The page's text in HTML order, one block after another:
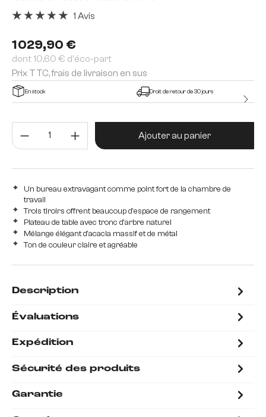
1 029,90 €
dont 10,60 € d'éco-part
Prix TTC, frais de livraison en sus
1 Avis
En stock Droit de retour de 30 jours
Quantité de produit : Entrez la
Ajouter au panier
Un bureau extravagant comme point fort de la chambre de
travail
Trois tiroirs offrent beaucoup d'espace de rangement
Plateau de table avec tronc d'arbre naturel
Mélange élégant d'acacia massif et de métal
Ton de couleur claire et agréable
Description
Évaluations
Expédition
Sécurité des produits
Garantie